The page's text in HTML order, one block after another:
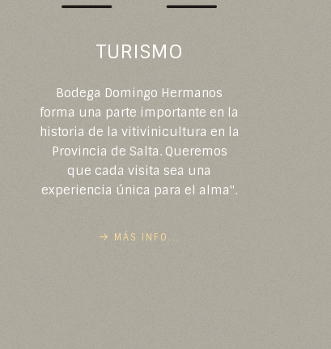
TURISMO
Bodega Domingo Hermanos
forma una parte importante en la
historia de la vitivinicultura en la
Provincia de Salta. Queremos
que cada visita sea una
experiencia única para el alma".
MÁS INFO...